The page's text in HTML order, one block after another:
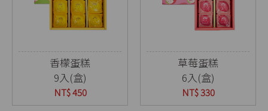
香檬蛋糕
9入(盒)
NT$ 450
草莓蛋糕
6入(盒)
NT$ 330